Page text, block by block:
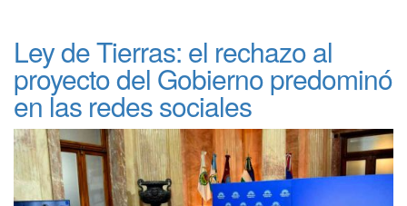
Ley de Tierras: el rechazo al
proyecto del Gobierno predominó
en las redes sociales